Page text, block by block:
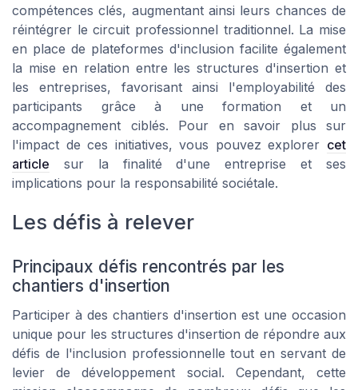
compétences clés, augmentant ainsi leurs chances de
réintégrer le circuit professionnel traditionnel. La mise
en place de plateformes d'inclusion facilite également
la mise en relation entre les structures d'insertion et
les entreprises, favorisant ainsi l'employabilité des
participants grâce à une formation et un
accompagnement ciblés. Pour en savoir plus sur
l'impact de ces initiatives, vous pouvez explorer cet
article sur la finalité d'une entreprise et ses
implications pour la responsabilité sociétale.
Les défis à relever
Principaux défis rencontrés par les
chantiers d'insertion
Participer à des chantiers d'insertion est une occasion
unique pour les structures d'insertion de répondre aux
défis de l'inclusion professionnelle tout en servant de
levier de développement social. Cependant, cette